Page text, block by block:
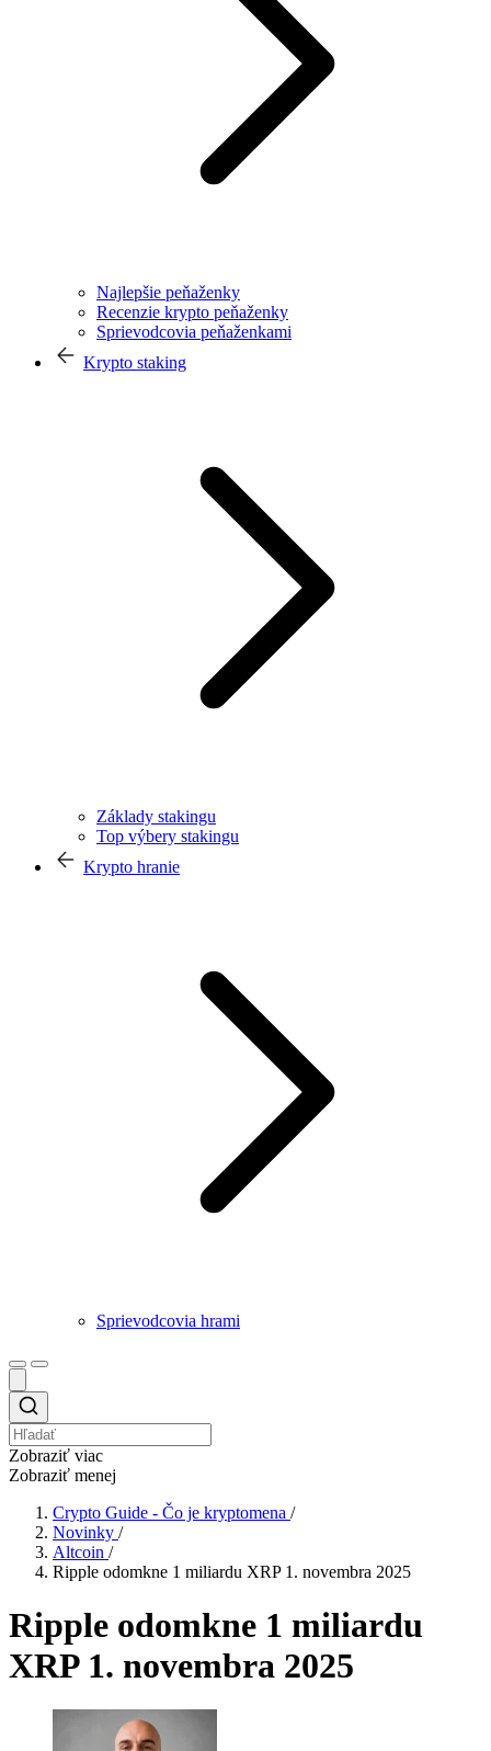
Najlepšie peňaženky
Recenzie krypto peňaženky
Sprievodcovia peňaženkami
Krypto staking
Základy stakingu
Top výbery stakingu
Krypto hranie
Sprievodcovia hrami
Zobraziť viac
Zobraziť menej
Crypto Guide - Čo je kryptomena /
Novinky /
Altcoin /
Ripple odomkne 1 miliardu XRP 1. novembra 2025
Ripple odomkne 1 miliardu
XRP 1. novembra 2025